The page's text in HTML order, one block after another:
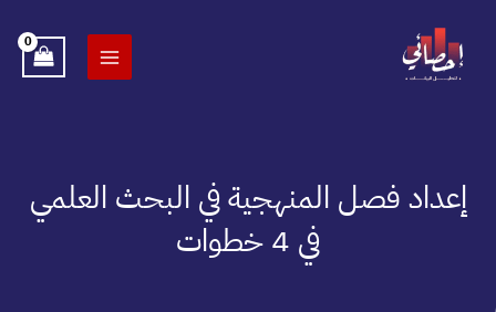
المحتوى
إعداد فصل المنهجية في البحث العلمي
في 4 خطوات